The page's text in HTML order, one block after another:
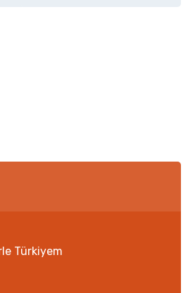
Türkiyem